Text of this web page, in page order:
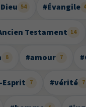
54 #Évangile
Testament 14
8 #amour 7
Esprit 7 #vérité 7